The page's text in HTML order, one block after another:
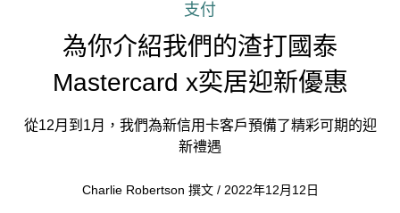
支付
為你介紹我們的渣打國泰
Mastercard x奕居迎新優惠
從12月到1月，我們為新信用卡客戶預備了精彩可期的迎
新禮遇
Charlie Robertson 撰文 / 2022年12月12日